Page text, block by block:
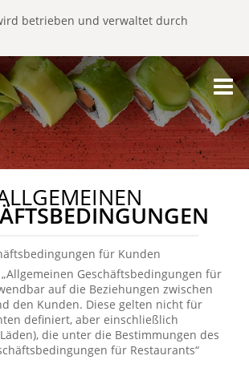
betrieben und verwaltet durch
für Kunden
Geschäftsbedingungen für
auf die Beziehungen zwischen
den Kunden. Diese gelten nicht für
definiert, aber einschließlich
die unter die Bestimmungen des
für Restaurants“